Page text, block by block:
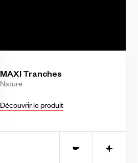
MAXITranches
Nature
Découvrir le produit
- +